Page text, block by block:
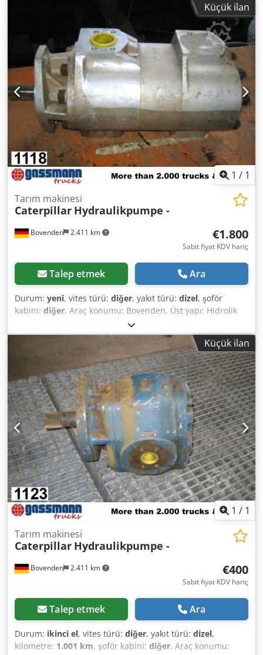
Küçük ilan
1 / 1
Bovenden 2.411 km
Tarım makinesi
Caterpillar Hydraulikpumpe -
€1.800
Sabit fiyat KDV hariç
Talep etmek Ara
Durum: yeni, vites türü: diğer, yakıt türü: dizel, şoför
kabini: diğer, Araç konumu: Bovenden, Üst yapı: Hidrolik
pompa YENİ No.: 7759J4027 AKSESUAR BİLGİLERİ
GARANTİSİZ, değişiklik, ara satış ve hatalar saklıdır!
Küçük ilan
1 / 1
Bovenden 2.411 km
Tarım makinesi
Caterpillar Hydraulikpumpe -
€400
Sabit fiyat KDV hariç
Talep etmek Ara
Durum: ikinci el, vites türü: diğer, yakıt türü: dizel,
kilometre: 1.001 km, şoför kabini: diğer, Araç konumu: